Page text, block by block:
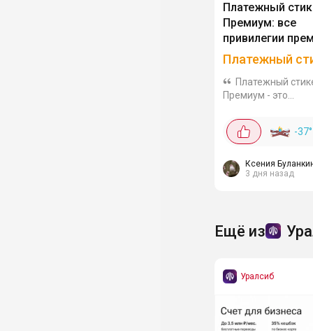
Платежный
Премиум: все
привилегии
карты в
Платежный
Платежный
Премиум - это
которое
преимущества
компактном
бесконтактной...
-37°
Ксения
3 дня назад
Ещё из
Уралсиб